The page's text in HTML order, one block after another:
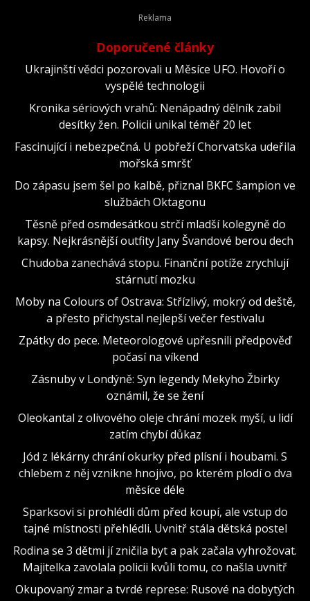
Doporučené články
Ukrajinští vědci pozorovali u Měsíce UFO. Hovoří o
vyspělé technologii
Kronika sériových vrahů: Nenápadný dělník zabil
desítky žen. Policii unikal téměř 20 let
Fascinující i nebezpečná. U pobřeží Chorvatska udeřila
mořská smršť
Do zápasu jsem šel po kalbě, přiznal BKFC šampion ve
službách Oktagonu
Těsně před osmdesátkou strčí mladší kolegyně do
kapsy. Nejkrásnější outfity Jany Švandové berou dech
Chudoba zanechává stopu. Finanční potíže zrychlují
stárnutí mozku
Moby na Colours of Ostrava: Střízlivý, mokrý od deště,
a přesto přichystal nejlepší večer festivalu
Zpátky do pece. Meteorologové upřesnili předpověď
počasí na víkend
Zásnuby v Londýně: Syn legendy Mekyho Žbirky
oznámil, že se žení
Oleokantal z olivového oleje chrání mozek myší, u lidí
zatím chybí důkaz
Jód z lékárny chrání okurky před plísní i houbami. S
chlebem z něj vznikne hnojivo, po kterém plodí o dva
měsíce déle
Sparksovi si prohlédli dům před koupí, ale vstup do
tajné místnosti přehlédli. Uvnitř stála dětská postel
Rodina se 3 dětmi jí zničila byt a pak začala vyhrožovat.
Majitelka zavolala policii kvůli tomu, co našla uvnitř
Okupovaný zmar a tvrdé represe: Rusové na dobytých